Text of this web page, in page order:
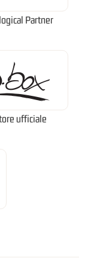
Partner
ufficiale